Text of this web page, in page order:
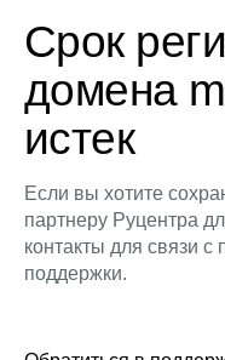
Срок
домена
истек
Если вы хотите
партнеру Руцентра
контакты для связи
поддержки.